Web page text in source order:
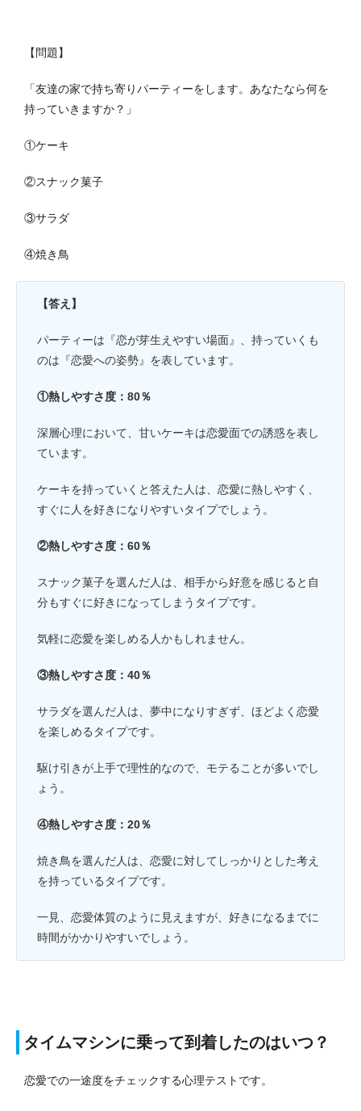
【問題】
「友達の家で持ち寄りパーティーをします。あなたなら何を
持っていきますか？」
①ケーキ
②スナック菓子
③サラダ
④焼き鳥
【答え】
パーティーは『恋が芽生えやすい場面』、持っていくも
のは『恋愛への姿勢』を表しています。
①熱しやすさ度：80％
深層心理において、甘いケーキは恋愛面での誘惑を表し
ています。
ケーキを持っていくと答えた人は、恋愛に熱しやすく、
すぐに人を好きになりやすいタイプでしょう。
②熱しやすさ度：60％
スナック菓子を選んだ人は、相手から好意を感じると自
分もすぐに好きになってしまうタイプです。
気軽に恋愛を楽しめる人かもしれません。
③熱しやすさ度：40％
サラダを選んだ人は、夢中になりすぎず、ほどよく恋愛
を楽しめるタイプです。
駆け引きが上手で理性的なので、モテることが多いでし
ょう。
④熱しやすさ度：20％
焼き鳥を選んだ人は、恋愛に対してしっかりとした考え
を持っているタイプです。
一見、恋愛体質のように見えますが、好きになるまでに
時間がかかりやすいでしょう。
タイムマシンに乗って到着したのはいつ？
恋愛での一途度をチェックする心理テストです。